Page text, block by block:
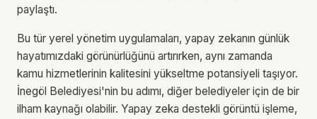
paylaştı.
Bu tür yerel yönetim uygulamaları, yapay zekanın günlük
hayatımızdaki görünürlüğünü artırırken, aynı zamanda
kamu hizmetlerinin kalitesini yükseltme potansiyeli taşıyor.
İnegöl Belediyesi'nin bu adımı, diğer belediyeler için de bir
ilham kaynağı olabilir. Yapay zeka destekli görüntü işleme,